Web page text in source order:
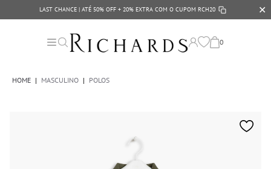
LAST CHANCE | ATÉ 50% OFF + 20% EXTRA COM O CUPOM RCH20 ✕
0
HOME | MASCULINO | POLOS